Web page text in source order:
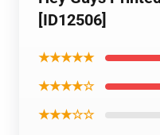
[ID12506]
★★★★★
★★★★☆
★★★☆☆